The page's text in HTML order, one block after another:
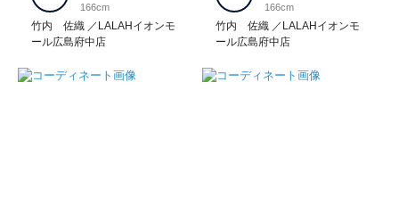
竹内 佐織
LALAHイオンモ
ール広島府中店
166cm
竹内 佐織
LALAHイオンモ
ール広島府中店
166cm